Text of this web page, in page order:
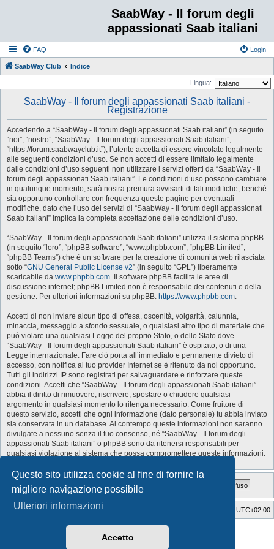
Questo sito utilizza cookie al fine di fornire la
migliore navigazione possibile
Ulteriori informazioni
Accetto
SaabWay - Il forum degli
appassionati Saab italiani
FAQ Login
SaabWay Club Indice
Lingua:
SaabWay - Il forum degli appassionati Saab italiani -
Registrazione
Accedendo a “SaabWay - Il forum degli appassionati Saab italiani” (in seguito
“noi”, “nostro”, “SaabWay - Il forum degli appassionati Saab italiani”,
“https://forum.saabwayclub.it”), l’utente accetta di essere vincolato legalmente
alle seguenti condizioni d’uso. Se non accetti di essere limitato legalmente
dalle condizioni d’uso seguenti non utilizzare i servizi offerti da “SaabWay - Il
forum degli appassionati Saab italiani”. Le condizioni d’uso possono cambiare
in qualunque momento, sarà nostra premura avvisarti di tali modifiche, benché
sia opportuno controllare con frequenza queste pagine per eventuali
modifiche, dato che l’uso dei servizi di “SaabWay - Il forum degli appassionati
Saab italiani” implica la completa accettazione delle condizioni d’uso.
“SaabWay - Il forum degli appassionati Saab italiani” utilizza il sistema phpBB
(in seguito “loro”, “phpBB software”, “www.phpbb.com”, “phpBB Limited”,
“phpBB Teams”) che è un software per la creazione di comunità web rilasciata
sotto “GNU General Public License v2” (in seguito “GPL”) liberamente
scaricabile da www.phpbb.com. Il software phpBB facilita le aree di
discussione internet; phpBB Limited non è responsabile dei contenuti e della
gestione. Per ulteriori informazioni su phpBB: https://www.phpbb.com.
Accetti di non inviare alcun tipo di offesa, oscenità, volgarità, calunnia,
minaccia, messaggio a sfondo sessuale, o qualsiasi altro tipo di materiale che
può violare una qualsiasi Legge del proprio Stato, o dello Stato dove
“SaabWay - Il forum degli appassionati Saab italiani” è ospitato, o di una
Legge internazionale. Fare ciò porta all’immediato e permanente divieto di
accesso, con notifica al tuo provider Internet se è ritenuto da noi opportuno.
Tutti gli indirizzi IP sono registrati per salvaguardare e rinforzare queste
condizioni. Accetti che “SaabWay - Il forum degli appassionati Saab italiani”
abbia il diritto di rimuovere, riscrivere, spostare o chiudere qualsiasi
argomento in qualsiasi momento lo ritenga necessario. Come fruitore di
questo servizio, accetti che ogni informazione (dato personale) tu abbia inviato
sia conservata in un database. Al contempo queste informazioni non saranno
divulgate a nessuno senza il tuo consenso, né “SaabWay - Il forum degli
appassionati Saab italiani” o phpBB sono da ritenersi responsabili per
qualsiasi violazione al sistema che possa compromettere queste informazioni.
SaabWay Club Indice UTC+02:00
GTA game
phpBB® Forum Software © phpBB Limited